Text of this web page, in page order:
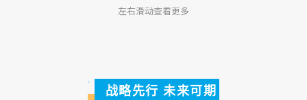
左右滑动查看更多
战略先行 未来可期